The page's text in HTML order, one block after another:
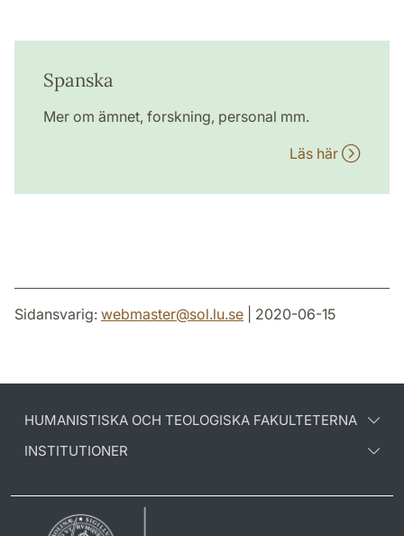
Spanska
Mer om ämnet, forskning, personal mm.
Läs här
Sidansvarig: webmaster@sol.lu.se | 2020-06-15
HUMANISTISKA OCH TEOLOGISKA FAKULTETERNA
INSTITUTIONER